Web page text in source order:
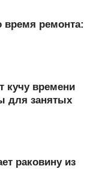
время ремонта:
кучу времени
для занятых
раковину из